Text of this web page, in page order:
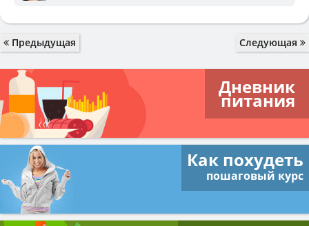
Предыдущая Следующая
Дневник
питания
Как похудеть
пошаговый курс